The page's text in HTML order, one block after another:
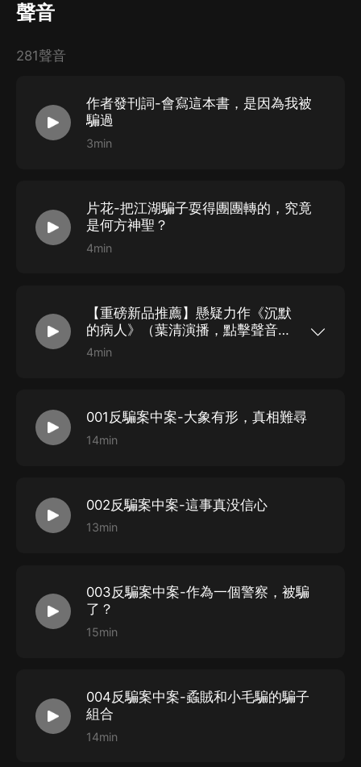
聲音
281聲音
作者發刊詞-會寫這本書，是因為我被
騙過
3min
片花-把江湖騙子耍得團團轉的，究竟
是何方神聖？
4min
【重磅新品推薦】懸疑力作《沉默
的病人》（葉清演播，點擊聲音頁
鏈接跳轉收聽）
4min
疑推理界！ 阿加莎·克里斯蒂式神反轉，《消失的
001反騙案中案-大象有形，真相難尋
14min
002反騙案中案-這事真没信心
13min
003反騙案中案-作為一個警察，被騙
了？
15min
004反騙案中案-蟊賊和小毛騙的騙子
組合
14min